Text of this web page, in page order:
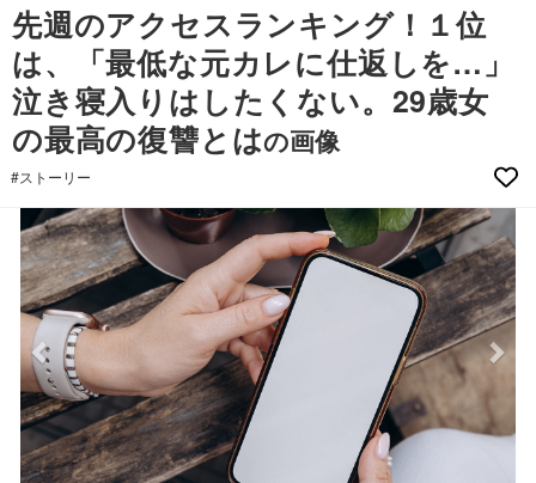
先週のアクセスランキング！１位
は、「最低な元カレに仕返しを…」
泣き寝入りはしたくない。29歳女
の最高の復讐とはの画像
#ストーリー